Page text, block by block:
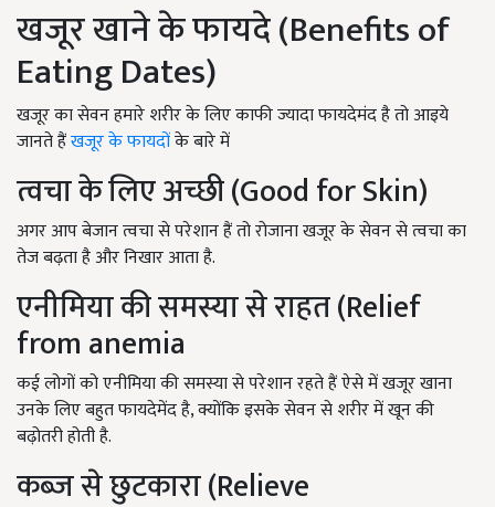
खजूर खाने के फायदे (Benefits of
Eating Dates)
खजूर का सेवन हमारे शरीर के लिए काफी ज्यादा फायदेमंद है तो आइये
जानते हैंखजूर के फायदोंके बारे में
त्वचा के लिए अच्छी (Good for Skin)
अगर आप बेजान त्वचा से परेशान हैं तो रोजाना खजूर के सेवन से त्वचा का
तेज बढ़ता है और निखार आता है.
एनीमिया की समस्या से राहत (Relief
from anemia
कई लोगों को एनीमिया की समस्या से परेशान रहते हैं ऐसे में खजूर खाना
उनके लिए बहुत फायदेमेंद है, क्योंकि इसके सेवन से शरीर में खून की
बढ़ोतरी होती है.
कब्ज से छुटकारा (Relieve